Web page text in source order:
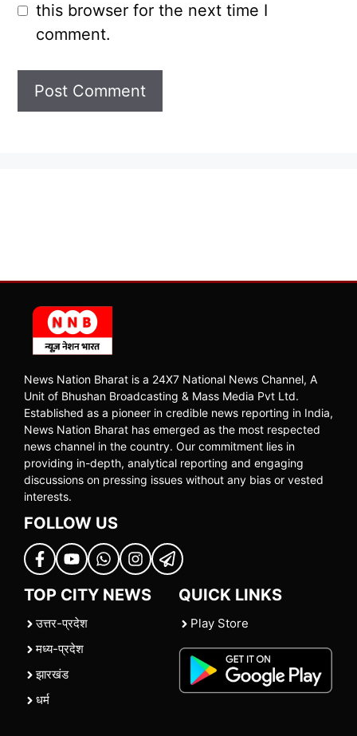
this browser for the next time I
comment.
News Nation Bharat is a 24X7 National News Channel, A
Unit of Bhushan Broadcasting & Mass Media Pvt Ltd.
Established as a pioneer in credible news reporting in India,
News Nation Bharat has emerged as the most respected
news channel in the country. Our commitment lies in
providing in-depth, analytical reporting and engaging
discussions on pressing issues without any bias or vested
interests.
FOLLOW US
TOP CITY NEWS
उत्तर-प्रदेश
मध्य-प्रदेश
झारखंड
धर्म
QUICK LINKS
Play Store